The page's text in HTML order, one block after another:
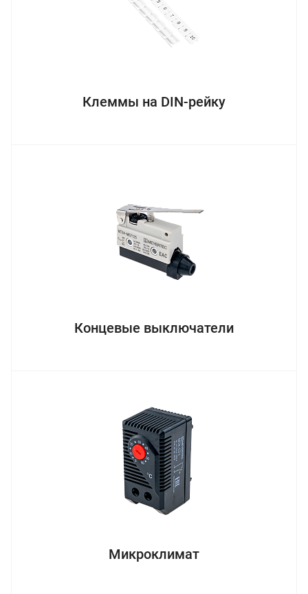
Клеммы на DIN-рейку
Концевые выключатели
Микроклимат